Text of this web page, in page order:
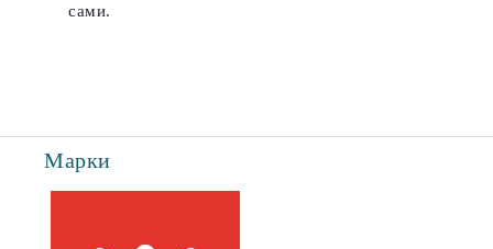
сами.
Марки